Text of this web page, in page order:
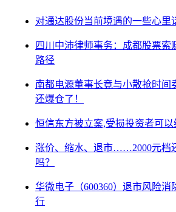
对通达股份当前境遇的一些心里
四川中沛律师事务：成都股票索
路径
南都电源董事长竟与小散抢时间
还爆仓了！
恒信东方被立案,受损投资者可以
涨价、缩水、退市……2000元档
吗？
华微电子（600360）退市风险
行